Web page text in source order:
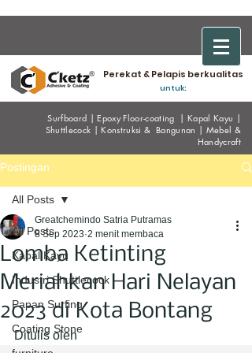
Perekat & Pelapis berkualitas
untuk:
Surfboard |EpoxyFloor-coating |Kapal Kayu |
Shuttlecock |Konstruksi & Bangunan | Mebel &
Handycraft
Postingan
All Posts
Kapal Kayu
Industri Shuttlecock
Papan Surfing
Coating Stone
All Posts
Lomba Ketinting
Meriahkan Hari Nelayan
2023 di Kota Bontang
Greatchemindo Satria Putramas
8 Sep 2023 2 menit membaca
Ditulis oleh